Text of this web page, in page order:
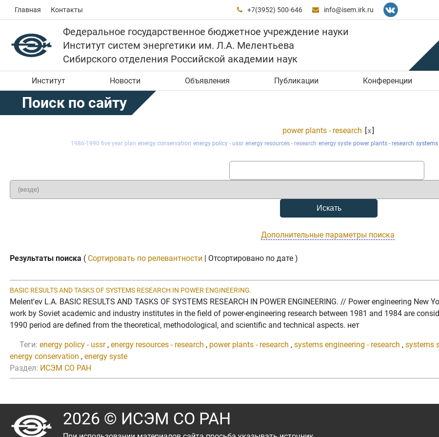
Главная Контакты  +7(3952) 500-646  info@isem.irk.ru
Федеральное государственное бюджетное учреждение науки
Институт систем энергетики им. Л.А. Мелентьева
Сибирского отделения Российской академии наук
Институт Новости Объявления Публикации Конференции
Поиск по сайту
power plants - research [x]
1986-1990 five year plan energy conservation energy policy - ussr energy resources - research energy syste power plants - research systems
Дополнительные параметры поиска
Результаты поиска ( Сортировать по релевантности | Отсортировано по дате )
BASIC RESULTS AND TASKS OF SYSTEMS RESEARCH IN POWER ENGINEERING.
Melent'ev L.A. BASIC RESULTS AND TASKS OF SYSTEMS RESEARCH IN POWER ENGINEERING. // Power engineering
work by Soviet academic and industry institutes in the field of power-engineering research between 1981 and 1984 are
1990 period are defined from the theoretical, methodological, and scientific and technical aspects. нет
Теги: energy policy - ussr, energy resources - research , power plants - research , systems engineering - research , systems
energy conservation , energy syste
Раздел: ИСЭМ СО РАН
2026 © ИСЭМ СО РАН